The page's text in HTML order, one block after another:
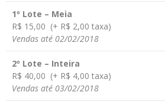
1º Lote – Meia
R$ 15,00 (+ R$ 2,00 taxa)
Vendas até 02/02/2018
2º Lote – Inteira
R$ 40,00 (+ R$ 4,00 taxa)
Vendas até 03/02/2018